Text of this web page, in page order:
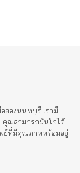
องนนทบุรี เรามี
คุณสามารถมั่นใจได้
ย์ที่มีคุณภาพพร้อมอยู่